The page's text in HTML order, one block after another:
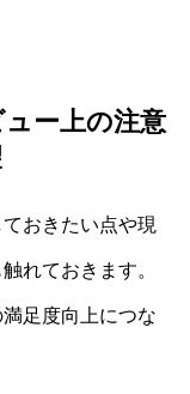
ー上の注意
おきたい点や現
れておきます。
足度向上につな